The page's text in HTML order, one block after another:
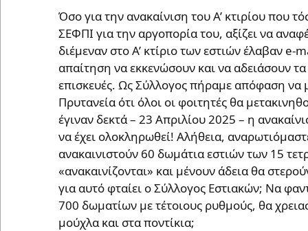
Όσο για την ανακαίνιση του Α’ κτιρίου που
ΣΕΦΠΙ για την αργοπορία του, αξίζει να
διέμεναν στο Α’ κτίριο των εστιών έλαβαν
απαίτηση να εκκενώσουν και να αδειάσουν
επισκευές. Ως Σύλλογος πήραμε απόφαση να
Πρυτανεία ότι όλοι οι φοιτητές θα
έγιναν δεκτά – 23 Απριλίου 2025 – η
να έχει ολοκληρωθεί! Αλήθεια,
ανακαινιστούν 60 δωμάτια εστιών των 15
«ανακαινίζονται» και μένουν άδεια θα
για αυτό φταίει ο Σύλλογος Εστιακών; Να
700 δωματίων με τέτοιους ρυθμούς, θα
μούχλα και στα ποντίκια;